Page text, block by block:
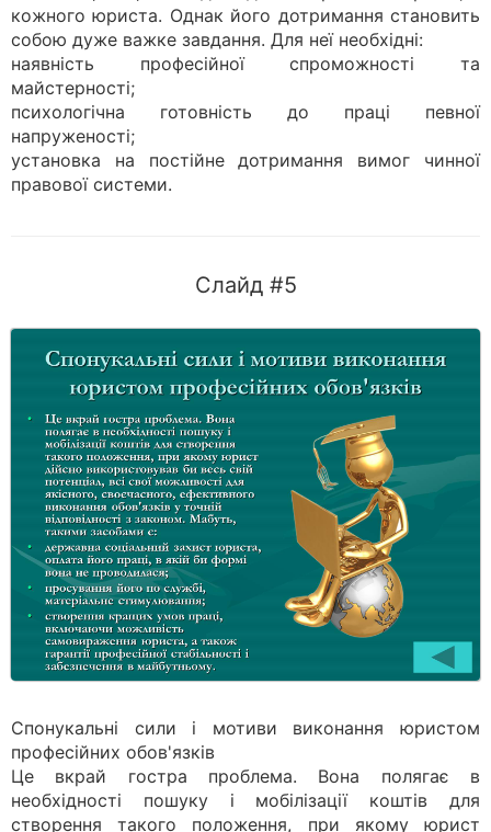
кожного юриста. Однак його дотримання становить
собою дуже важке завдання. Для неї необхідні:
наявність професійної спроможності та
майстерності;
психологічна готовність до праці певної
напруженості;
установка на постійне дотримання вимог чинної
правової системи.
Слайд #5
Спонукальні сили і мотиви виконання юристом
професійних обов'язків
Це вкрай гостра проблема. Вона полягає в
необхідності пошуку і мобілізації коштів для
створення такого положення, при якому юрист